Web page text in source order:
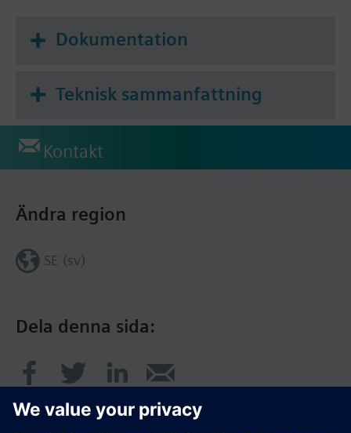
Dokumentation
Teknisk sammanfattning
Kontakt
Dela denna sida:
Ändra region
SE (sv)